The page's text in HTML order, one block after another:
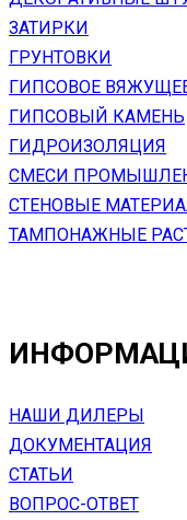
ЗАТИРКИ
ГРУНТОВКИ
ГИПСОВОЕ
ГИПСОВЫЙ КАМЕНЬ
ГИДРОИЗОЛЯЦИЯ
СМЕСИ
СТЕНОВЫЕ
ТАМПОНАЖНЫЕ
НАШИ ДИЛЕРЫ
ДОКУМЕНТАЦИЯ
СТАТЬИ
ВОПРОС-ОТВЕТ